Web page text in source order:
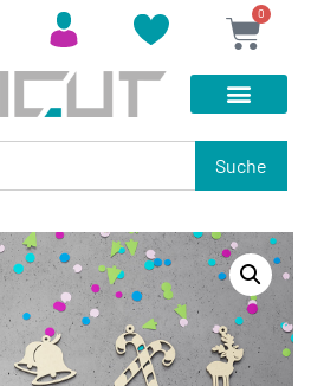
0
Suche